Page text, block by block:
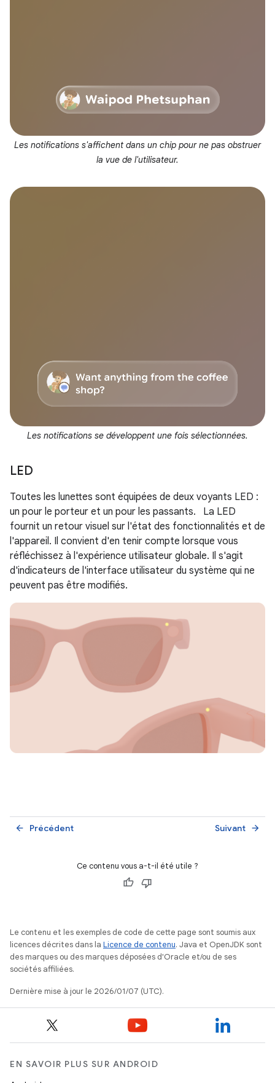
Les notifications s'affichent dans un chip pour ne pas obstruer
la vue de l'utilisateur.
Les notifications se développent une fois sélectionnées.
LED
Toutes les lunettes sont équipées de deux voyants LED :
un pour le porteur et un pour les passants. La LED
fournit un retour visuel sur l'état des fonctionnalités et de
l'appareil. Il convient d'en tenir compte lorsque vous
réfléchissez à l'expérience utilisateur globale. Il s'agit
d'indicateurs de l'interface utilisateur du système qui ne
peuvent pas être modifiés.
Précédent
arrow_back Suivant arrow_forward
Ce contenu vous a-t-il été utile ?
Le contenu et les exemples de code de cette page sont soumis aux
licences décrites dans la Licence de contenu. Java et OpenJDK sont
des marques ou des marques déposées d'Oracle et/ou de ses
sociétés affiliées.
Dernière mise à jour le 2026/01/07 (UTC).
EN SAVOIR PLUS SUR ANDROID